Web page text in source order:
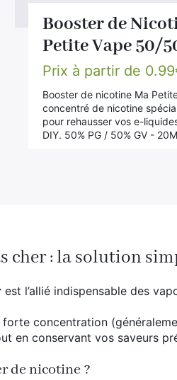
cher : la solution
est l’allié indispensable des
concentration
en conservant vos saveurs
de nicotine ?
Booster de
Petite Vape 50/
Prix à partir de 0.99
Booster de nicotine Ma
concentré de nicotine
pour rehausser vos e-
DIY. 50% PG / 50% GV -